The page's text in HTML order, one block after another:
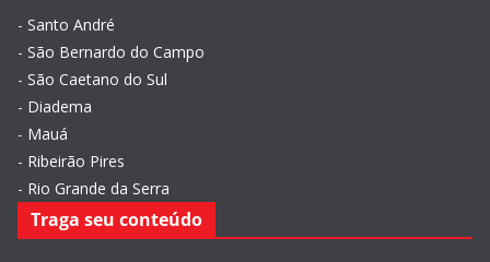
- Santo André
- São Bernardo do Campo
- São Caetano do Sul
- Diadema
- Mauá
- Ribeirão Pires
- Rio Grande da Serra
Traga seu conteúdo